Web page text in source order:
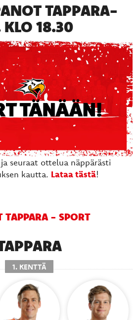
TAPPARA-
KLO 18.30
seuraat ottelua näppärästi
kautta. Lataa tästä!
TAPPARA - SPORT
1. KENTTÄ